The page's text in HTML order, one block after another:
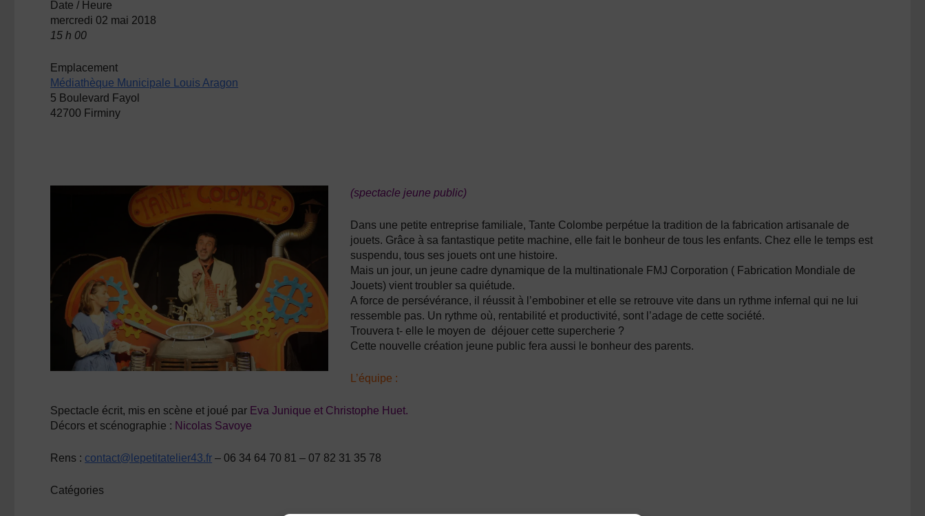
Date / Heure
mercredi 02 mai 2018
15 h 00
Emplacement
Médiathèque Municipale Louis Aragon
5 Boulevard Fayol
42700 Firminy
(spectacle jeune public)
Dans une petite entreprise familiale, Tante Colombe perpétue la tradition de la fabrication artisanale de
jouets. Grâce à sa fantastique petite machine, elle fait le bonheur de tous les enfants. Chez elle le temps est
suspendu, tous ses jouets ont une histoire.
Mais un jour, un jeune cadre dynamique de la multinationale FMJ Corporation ( Fabrication Mondiale de
Jouets) vient troubler sa quiétude.
A force de persévérance, il réussit à l’embobiner et elle se retrouve vite dans un rythme infernal qui ne lui
ressemble pas. Un rythme où, rentabilité et productivité, sont l’adage de cette société.
Trouvera t- elle le moyen de déjouer cette supercherie ?
Cette nouvelle création jeune public fera aussi le bonheur des parents.
L’équipe :
Spectacle écrit, mis en scène et joué par Eva Junique et Christophe Huet.
Décors et scénographie : Nicolas Savoye
Rens : contact@lepetitatelier43.fr – 06 34 64 70 81 – 07 82 31 35 78
Catégories